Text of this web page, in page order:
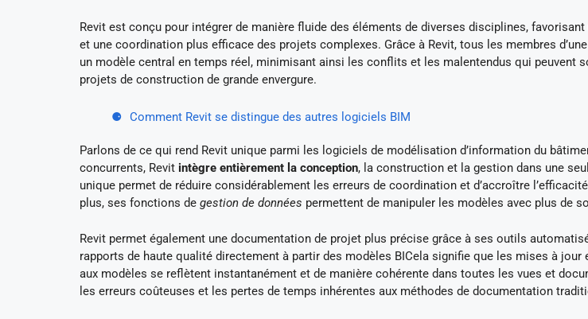
Revit est conçu pour intégrer de manière fluide des éléments de diverses disciplines,
et une coordination plus efficace des projets complexes. Grâce à Revit, tous les membres
un modèle central en temps réel, minimisant ainsi les conflits et les malentendus qui peuvent
projets de construction de grande envergure.
Comment Revit se distingue des autres logiciels BIM
Parlons de ce qui rend Revit unique parmi les logiciels de modélisation d’information du
concurrents, Revit intègre entièrement la conception, la construction et la gestion dans une
unique permet de réduire considérablement les erreurs de coordination et d’accroître
plus, ses fonctions de gestion de données permettent de manipuler les modèles avec plus de
Revit permet également une documentation de projet plus précise grâce à ses outils
rapports de haute qualité directement à partir des modèles BICela signifie que les mises à
aux modèles se reflètent instantanément et de manière cohérente dans toutes les vues et
les erreurs coûteuses et les pertes de temps inhérentes aux méthodes de documentation